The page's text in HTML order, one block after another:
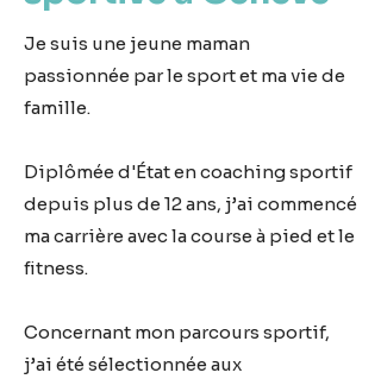
Je suis une jeune maman
passionnée par le sport et ma vie de
famille.
Diplômée d'État en coaching sportif
depuis plus de 12 ans, j’ai commencé
ma carrière avec la course à pied et le
fitness.
Concernant mon parcours sportif,
j’ai été sélectionnée aux